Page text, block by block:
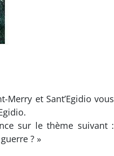
Merry et Sant’Egidio vous
sur le thème suivant :
? »